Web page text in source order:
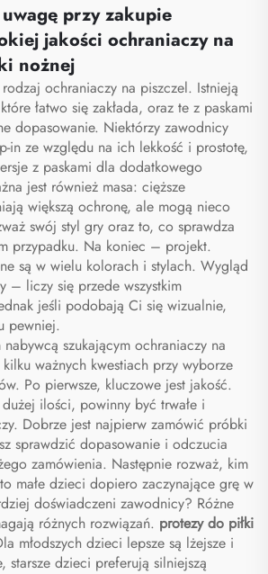
przy zakupie
jakości ochraniaczy na
nożnej
ochraniaczy na piszczel. Istnieją
łatwo się zakłada, oraz te z paskami
dopasowanie. Niektórzy zawodnicy
in ze względu na ich lekkość i prostotę,
z paskami dla dodatkowego
jest również masa: cięższe
większą ochronę, ale mogą nieco
swój styl gry oraz to, co sprawdza
przypadku. Na koniec – projekt.
są w wielu kolorach i stylach. Wygląd
– liczy się przede wszystkim
jeśli podobają Ci się wizualnie,
pewniej.
nabywcą szukającym ochraniaczy na
ważnych kwestiach przy wyborze
Po pierwsze, kluczowe jest jakość.
ilości, powinny być trwałe i
Dobrze jest najpierw zamówić próbki
sprawdzić dopasowanie i odczucia
zamówienia. Następnie rozważ, kim
małe dzieci dopiero zaczynające grę w
doświadczeni zawodnicy? Różne
różnych rozwiązań. protezy do piłki
młodszych dzieci lepsze są lżejsze i
starsze dzieci preferują silniejszą